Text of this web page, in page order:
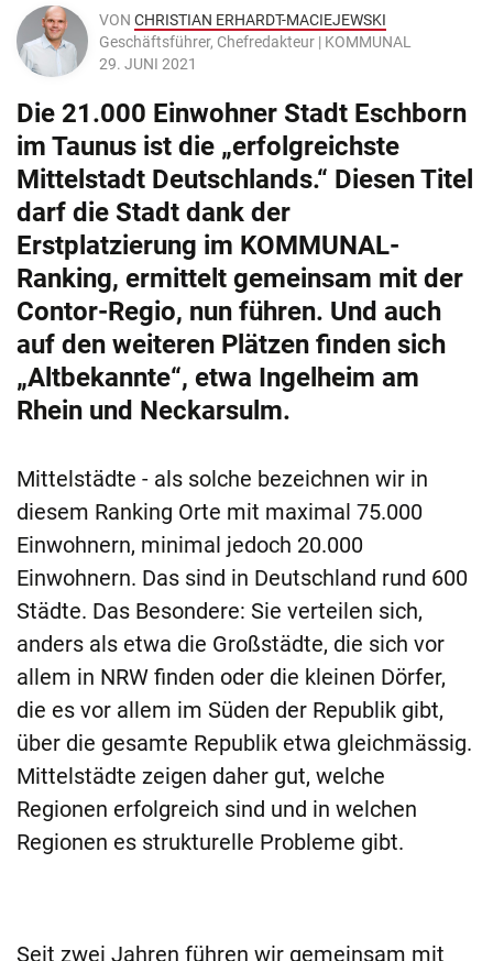
VON CHRISTIAN ERHARDT-MACIEJEWSKI
Geschäftsführer, Chefredakteur | KOMMUNAL
29. JUNI 2021
Die 21.000 Einwohner Stadt Eschborn
im Taunus ist die „erfolgreichste
Mittelstadt Deutschlands.“ Diesen Titel
darf die Stadt dank der
Erstplatzierung im KOMMUNAL-
Ranking, ermittelt gemeinsam mit der
Contor-Regio, nun führen. Und auch
auf den weiteren Plätzen finden sich
„Altbekannte“, etwa Ingelheim am
Rhein und Neckarsulm.
Mittelstädte - als solche bezeichnen wir in
diesem Ranking Orte mit maximal 75.000
Einwohnern, minimal jedoch 20.000
Einwohnern. Das sind in Deutschland rund 600
Städte. Das Besondere: Sie verteilen sich,
anders als etwa die Großstädte, die sich vor
allem in NRW finden oder die kleinen Dörfer,
die es vor allem im Süden der Republik gibt,
über die gesamte Republik etwa gleichmässig.
Mittelstädte zeigen daher gut, welche
Regionen erfolgreich sind und in welchen
Regionen es strukturelle Probleme gibt.
Seit zwei Jahren führen wir gemeinsam mit